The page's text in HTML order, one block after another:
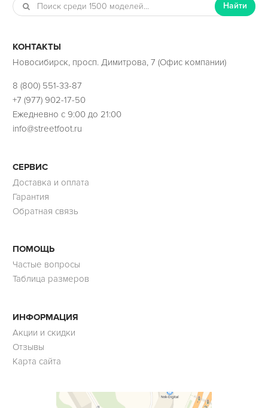
Найти
КОНТАКТЫ
Новосибирск, просп. Димитрова, 7 (Офис компании)
8 (800) 551-33-87
+7 (977) 902-17-50
Ежедневно с 9:00 до 21:00
info@streetfoot.ru
СЕРВИС
Доставка и оплата
Гарантия
Обратная связь
ПОМОЩЬ
Частые вопросы
Таблица размеров
ИНФОРМАЦИЯ
Акции и скидки
Отзывы
Карта сайта